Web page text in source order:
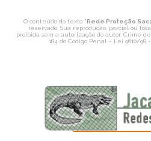
O conteúdo do texto "Rede Proteção
reservado. Sua reprodução, parcial ou
proibida sem a autorização do autor. Crime
184 do Código Penal – Lei 9610/98